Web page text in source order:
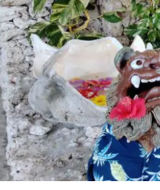
のア
クセ
ス概
要
1.2
所要
時間
と移
動の
ポイ
ント